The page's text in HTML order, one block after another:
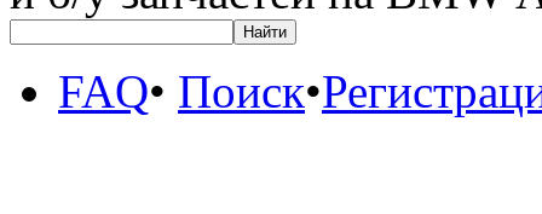
FAQ• Поиск•